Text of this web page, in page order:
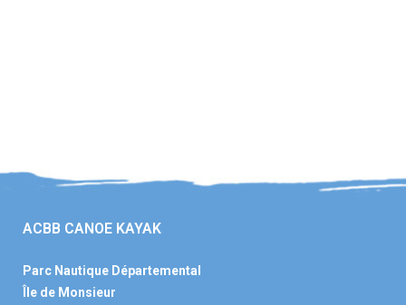
ACBB CANOE KAYAK
Parc Nautique Départemental
Île de Monsieur